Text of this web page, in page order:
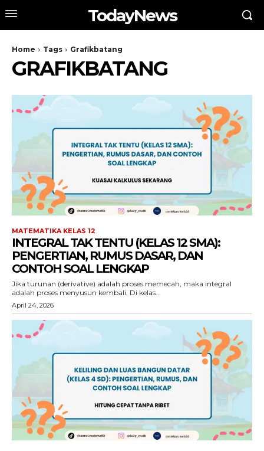
TodayNews
Home Tags Grafikbatang
GRAFIKBATANG
MATEMATIKA KELAS 12
INTEGRAL TAK TENTU (KELAS 12 SMA):
PENGERTIAN, RUMUS DASAR, DAN
CONTOH SOAL LENGKAP
Jika turunan (derivative) adalah proses memecah, maka integral
adalah proses menyusun kembali. Di kelas...
April 24, 2026